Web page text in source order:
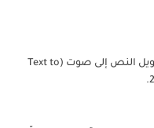
أفضل تطبيقات تحويل النص إلى صوت (Text to